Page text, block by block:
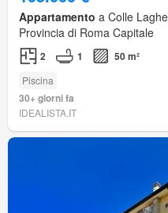
Appartamento a Colle
Provincia di Roma Capitale
2 1 50 m²
Piscina
30+ giorni fa
IDEALISTA.IT